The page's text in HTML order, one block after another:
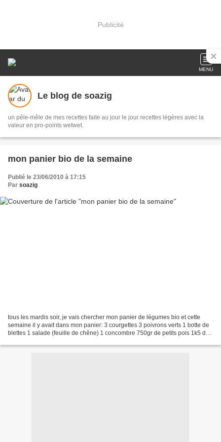
Publicité
MENU
Le blog de soazig
un pêle-mêle de mes recettes faite au jour le jour recettes légères avec la
valeur en pro-points wetwet.
mon panier bio de la semaine
Publié le 23/06/2010 à 17:15
Par soazig
tous les mardis soir, je vais chercher mon panier de légumes bio et cette
semaine il y avait dans mon panier: 3 courgettes 3 poivrons verts 1 botte de
blettes 1 salade (feuille de chêne) 1 concombre 750gr de petits pois 1k5 de